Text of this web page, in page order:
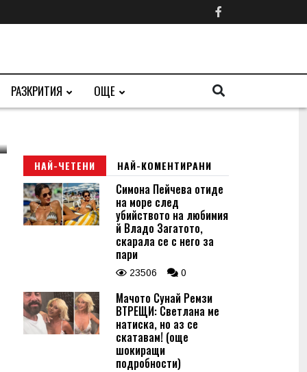
РАЗКРИТИЯ ОЩЕ
НАЙ-ЧЕТЕНИ НАЙ-КОМЕНТИРАНИ
Симона Пейчева отиде
на море след
убийството на любимия
й Владо Загатото,
скарала се с него за
пари
23506 0
Мачото Сунай Ремзи
ВТРЕЩИ: Светлана ме
натиска, но аз се
скатавам! (още
шокиращи
подробности)